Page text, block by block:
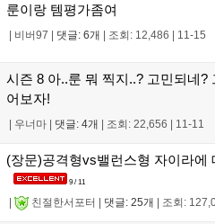
룬이랑 템평가좀여
| 비버97 | 댓글: 6개 | 조회: 12,486 | 11-15
시즌 8 아..룬 뭐 찍지..? 고민되네?
어보자!
| 우너마 | 댓글: 4개 | 조회: 22,656 | 11-11
(장문)공격형vs밸런스형 자이라에
9 / 11
친절한서포터 댓글: 25개 조회: